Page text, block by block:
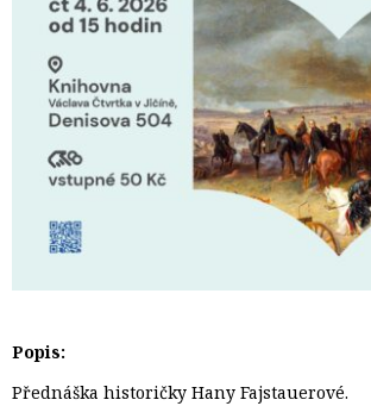
Popis:
Přednáška historičky Hany Fajstauerové.